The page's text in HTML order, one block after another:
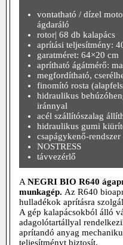
vontatható / dízel
ágdaráló
rotor| 68 db kalapács
aprítási teljesítmény:
garatméret: 64×20 cm
aprítható ágátmérő:
megfordítható,
finomító rosta
hidraulikus
iránnyal
acél szállítószalag
hidraulikus gumi
csapágykenő-rendszer
NOSTRESS
távvezérlő
A NEGRI BIO R640 á
munkagép. Az R640
hulladékok aprításra
A gép kalapácsokból álló
adagolótartállyal
aprítandó anyag
teljesítményt biztosít.